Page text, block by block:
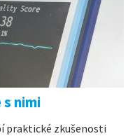
s nimi
praktické zkušenosti